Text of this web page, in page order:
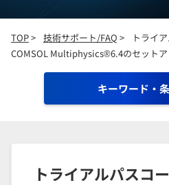
TOP> 技術サポート/FAQ >
トライ
COMSOL Multiphysics®6.4のセットア
キーワード・
トライアルパスコ